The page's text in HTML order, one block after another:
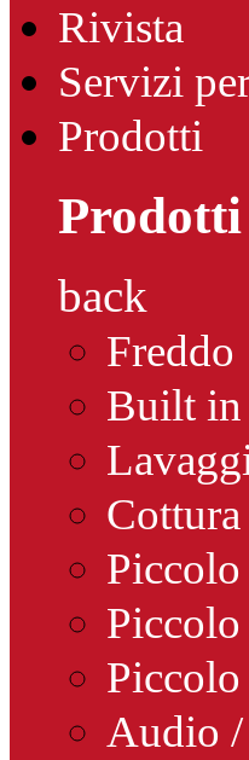
Rivista
Servizi
Prodotti
Prodotti
back
Freddo
Built in
Cottura
Piccolo
Piccolo
Audio